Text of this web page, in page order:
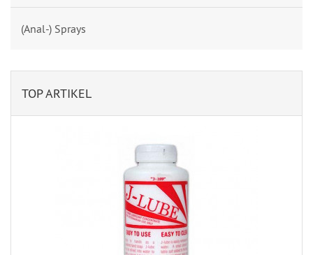
(Anal-) Sprays
TOP ARTIKEL